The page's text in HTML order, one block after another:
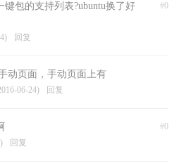
#0
包的支持列表?ubuntu换了好
回复
动页面，手动页面上有
06-24) 回复
#0
回复